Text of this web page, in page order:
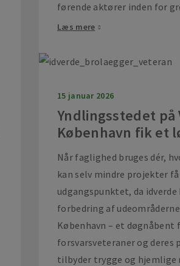
førende aktører inden for
Læs mere
15 januar 2026
Yndlingsstedet
København fik et
Når faglighed bruges dér,
kan selv mindre projekter
udgangspunktet, da
forbedring af
København – et døgnåbent
forsvarsveteraner og deres
tilbyder trygge og